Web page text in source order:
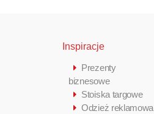
Inspiracje
Prezenty
biznesowe
Stoiska targowe
Odzież reklamowa